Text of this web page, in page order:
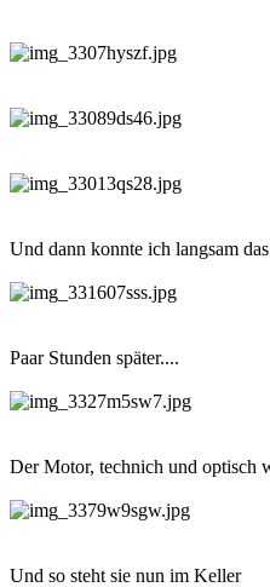
Und dann konnte ich langsam
Paar Stunden später....
Der Motor, technich und optisch
Und so steht sie nun im Keller